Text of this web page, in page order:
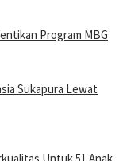
Program MBG
Sukapura Lewat